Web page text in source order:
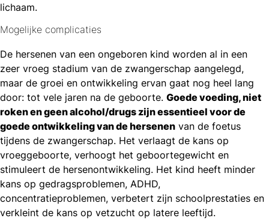
lichaam.
Mogelijke complicaties
De hersenen van een ongeboren kind worden al in een
zeer vroeg stadium van de zwangerschap aangelegd,
maar de groei en ontwikkeling ervan gaat nog heel lang
door: tot vele jaren na de geboorte. Goede voeding, niet
roken en geen alcohol/drugs zijn essentieel voor de
goede ontwikkeling van de hersenen van de foetus
tijdens de zwangerschap. Het verlaagt de kans op
vroeggeboorte, verhoogt het geboortegewicht en
stimuleert de hersenontwikkeling. Het kind heeft minder
kans op gedragsproblemen, ADHD,
concentratieproblemen, verbetert zijn schoolprestaties en
verkleint de kans op vetzucht op latere leeftijd.